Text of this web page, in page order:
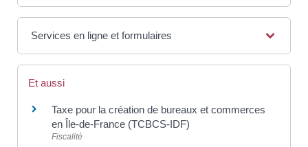
Services en ligne et formulaires
Et aussi
Taxe pour la création de bureaux et commerces
en Île-de-France (TCBCS-IDF)
Fiscalité